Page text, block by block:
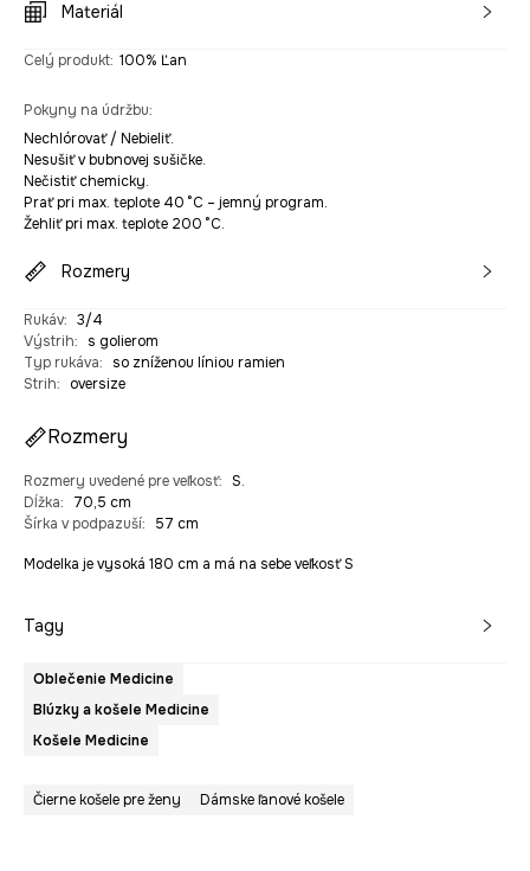
Materiál
Celý produkt: 100% Ľan
Pokyny na údržbu:
Nechlórovať / Nebieliť.
Nesušiť v bubnovej sušičke.
Nečistiť chemicky.
Prať pri max. teplote 40 °C – jemný program.
Žehliť pri max. teplote 200 °C.
Rozmery
Rukáv: 3/4
Výstrih:
s golierom
Typ rukáva:
so zníženou líniou ramien
Strih: oversize
Rozmery
Rozmery uvedené pre veľkosť: S.
Dĺžka:
70,5 cm
Šírka v podpazuší: 57 cm
Modelka je vysoká 180 cm a má na sebe veľkosť S
Tagy
Oblečenie Medicine
Blúzky a košele Medicine
Košele Medicine
Čierne košele pre ženy Dámske ľanové košele